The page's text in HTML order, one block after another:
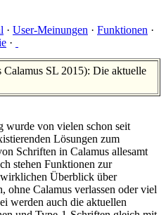
· User-Meinungen · Funktionen ·
·
Calamus SL 2015): Die aktuelle
wurde von vielen schon seit
Lösungen zum
Schriften in Calamus allesamt
stehen Funktionen zur
Überblick über
ohne Calamus verlassen oder viel
werden auch die aktuellen